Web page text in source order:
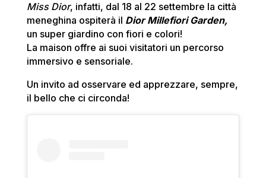
Miss Dior, infatti, dal 18 al 22 settembre la città
meneghina ospiterà il Dior Millefiori Garden,
un super giardino con fiori e colori!
La maison offre ai suoi visitatori un percorso
immersivo e sensoriale.
Un invito ad osservare ed apprezzare, sempre,
il bello che ci circonda!